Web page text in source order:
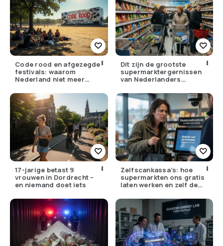
Code rood en afgezegde
festivals: waarom
Nederland niet meer
Dit zijn de grootste
supermarktergernissen
van Nederlanders
17-jarige betast 9
vrouwen in Dordrecht –
en niemand doet iets
Zelfscankassa’s: hoe
supermarkten ons gratis
laten werken en zelf de